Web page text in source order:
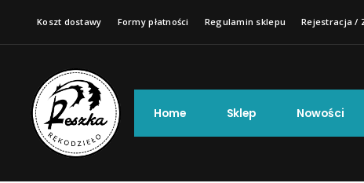
Koszt dostawy Formy płatności Regulamin sklepu Rejestracja /
Home Sklep Nowości